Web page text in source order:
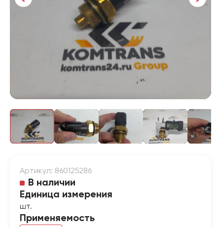
Артикул: 860125286
В наличии
Единица измерения
шт.
Применяемость